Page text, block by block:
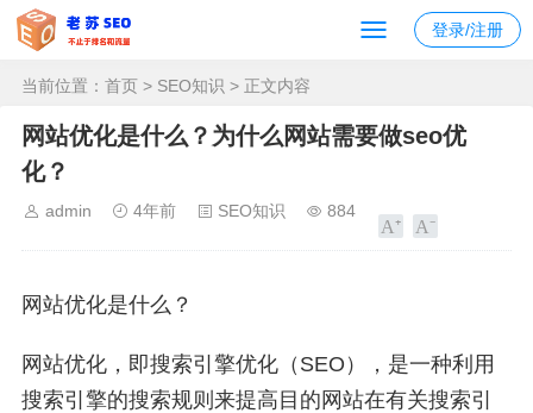
登录/注册
当前位置： 首页 > SEO知识 > 正文内容
网站优化是什么？为什么网站需要做seo优
化？
admin 4年前 SEO知识 884
网站优化是什么？
网站优化，即搜索引擎优化（SEO），是一种利用
搜索引擎的搜索规则来提高目的网站在有关搜索引